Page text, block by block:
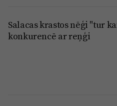
Salacas krastos nēģi "tur
konkurencē ar reņģi